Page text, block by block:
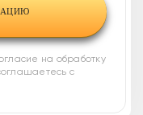
на обработку
с